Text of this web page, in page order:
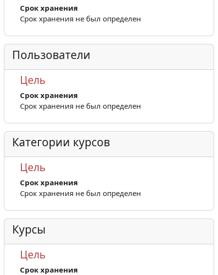
Срок хранения
Срок хранения не был определен
Пользователи
Цель
Срок хранения
Срок хранения не был определен
Категории курсов
Цель
Срок хранения
Срок хранения не был определен
Курсы
Цель
Срок хранения